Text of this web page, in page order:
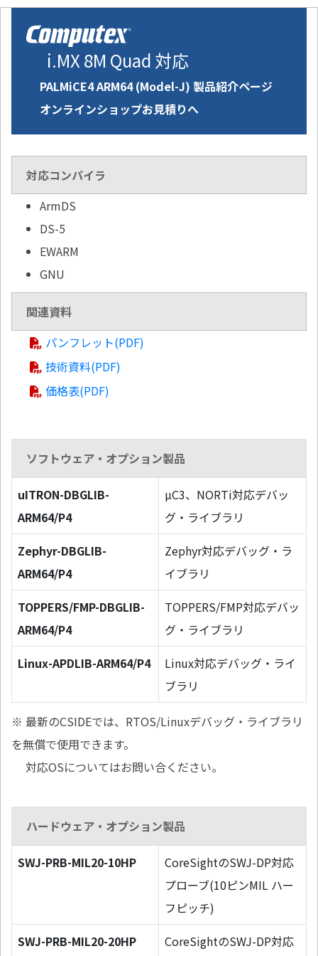
i.MX 8M Quad 対応
PALMiCE4 ARM64 (Model-J) 製品紹介ページ
オンラインショップお見積りへ
対応コンパイラ
ArmDS
DS-5
EWARM
GNU
関連資料
パンフレット(PDF)
技術資料(PDF)
価格表(PDF)
ソフトウェア・オプション製品
uITRON-DBGLIB-
ARM64/P4
µC3、NORTi対応デバッ
グ・ライブラリ
Zephyr-DBGLIB-
ARM64/P4
Zephyr対応デバッグ・ラ
イブラリ
TOPPERS/FMP-DBGLIB-
ARM64/P4
TOPPERS/FMP対応デバッ
グ・ライブラリ
Linux-APDLIB-ARM64/P4
Linux対応デバッグ・ライ
ブラリ
※ 最新のCSIDEでは、RTOS/Linuxデバッグ・ライブラリ
を無償で使用できます。
対応OSについてはお問い合ください。
ハードウェア・オプション製品
SWJ-PRB-MIL20-10HP
CoreSightのSWJ-DP対応
プローブ(10ピンMIL ハー
フピッチ)
SWJ-PRB-MIL20-20HP
CoreSightのSWJ-DP対応